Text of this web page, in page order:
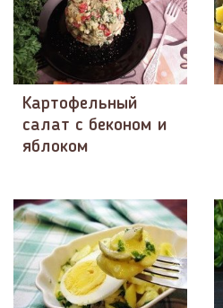
Картофельный
салат с беконом и
яблоком